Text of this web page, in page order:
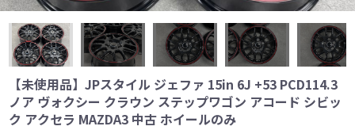
【未使用品】JPスタイル ジェファ 15in 6J +53 PCD114.3
ノア ヴォクシー クラウン ステップワゴン アコード シビッ
ク アクセラ MAZDA3 中古 ホイールのみ